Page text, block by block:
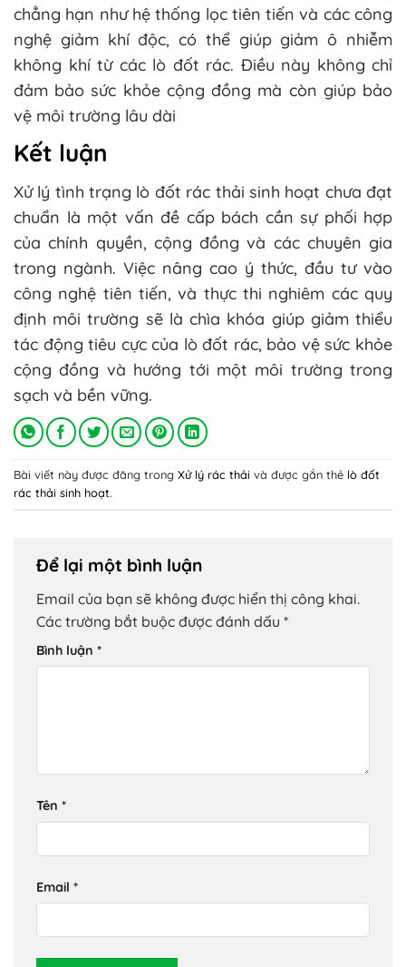
chẳng hạn như hệ thống lọc tiên tiến và các công
nghệ giảm khí độc, có thể giúp giảm ô nhiễm
không khí từ các lò đốt rác. Điều này không chỉ
đảm bảo sức khỏe cộng đồng mà còn giúp bảo
vệ môi trường lâu dài
Kết luận
Xử lý tình trạng lò đốt rác thải sinh hoạt chưa đạt
chuẩn là một vấn đề cấp bách cần sự phối hợp
của chính quyền, cộng đồng và các chuyên gia
trong ngành. Việc nâng cao ý thức, đầu tư vào
công nghệ tiên tiến, và thực thi nghiêm các quy
định môi trường sẽ là chìa khóa giúp giảm thiểu
tác động tiêu cực của lò đốt rác, bảo vệ sức khỏe
cộng đồng và hướng tới một môi trường trong
sạch và bền vững.
Bài viết này được đăng trong Xử lý rác thải và được gắn thẻ lò đốt
rác thải sinh hoạt.
Để lại một bình luận
Email của bạn sẽ không được hiển thị công khai.
Các trường bắt buộc được đánh dấu *
Bình luận *
Tên *
Email *